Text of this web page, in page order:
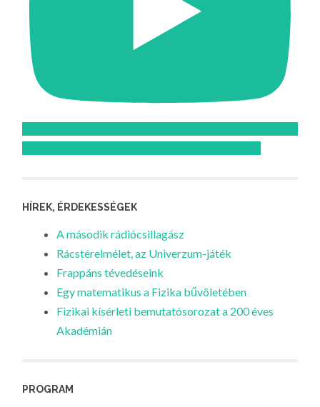
HÍREK, ÉRDEKESSÉGEK
A második rádiócsillagász
Rácstérelmélet, az Univerzum-játék
Frappáns tévedéseink
Egy matematikus a Fizika bűvöletében
Fizikai kísérleti bemutatósorozat a 200 éves
Akadémián
PROGRAM